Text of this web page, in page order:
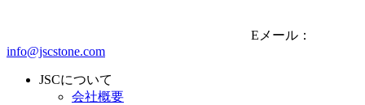
Eメール：
info@jscstone.com
JSCについて
会社概要